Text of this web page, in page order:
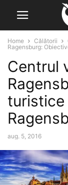
Home Călătorii
Ragensburg:
Centrul
turistice
aug. 5, 2016